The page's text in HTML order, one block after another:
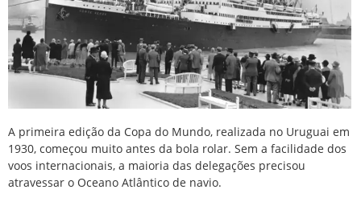
A primeira edição da Copa do Mundo, realizada no Uruguai em
1930, começou muito antes da bola rolar. Sem a facilidade dos
voos internacionais, a maioria das delegações precisou
atravessar o Oceano Atlântico de navio.